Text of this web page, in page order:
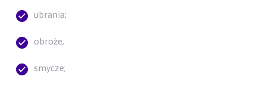
ubrania;
obroże;
smycze;